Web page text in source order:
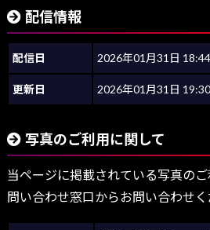
配信情報
配信日 2026年01月31日 18:44
更新日 2026年01月31日 19:30
写真のご利用に関して
当ページに掲載されている写真の
問い合わせ窓口からお問い合わせく